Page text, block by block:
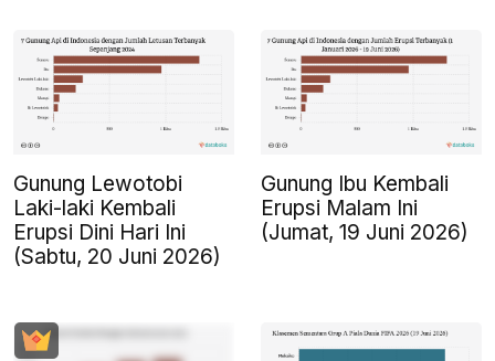
Gunung Lewotobi
Laki-laki Kembali
Erupsi Dini Hari Ini
(Sabtu, 20 Juni 2026)
Gunung Ibu Kembali
Erupsi Malam Ini
(Jumat, 19 Juni 2026)